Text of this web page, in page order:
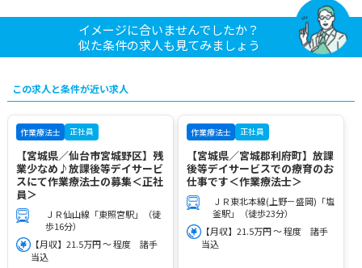
イメージに合いませんでしたか？
似た条件の求人も見てみましょう
この求人と条件が近い求人
作業療法士 正社員
【宮城県／仙台市宮城野区】残
業少なめ♪放課後等デイサービ
スにて作業療法士の募集＜正社
員＞
ＪＲ仙山線「東照宮駅」（徒
歩16分）
【月収】21.5万円 ～ 程度 諸手
当込
作業療法士 正社員
【宮城県／宮城郡利府町】放課
後等デイサービスでの療育のお
仕事です＜作業療法士＞
ＪＲ東北本線(上野－盛岡)「塩
釜駅」（徒歩23分）
【月収】21.5万円 ～ 程度 諸手
当込